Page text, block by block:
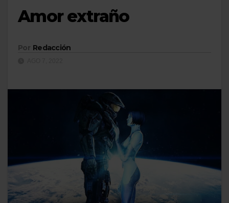
Amor extraño
Por Redacción